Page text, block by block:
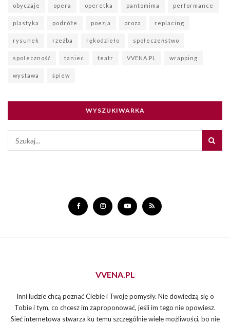
obyczaje opera operetka pantomima performance
plastyka podróże poezja proza replacing
rysunek rzeźba rękodzieło społeczeństwo
społeczność taniec teatr VVENA.PL wrapping
wystawa śpiew
WYSZUKIWARKA
VVENA.PL
Inni ludzie chcą poznać Ciebie i Twoje pomysły. Nie dowiedzą się o
Tobie i tym, co chcesz im zaproponować, jeśli im tego nie opowiesz.
Sieć internetowa stwarza ku temu szczególnie wiele możliwości, bo nie